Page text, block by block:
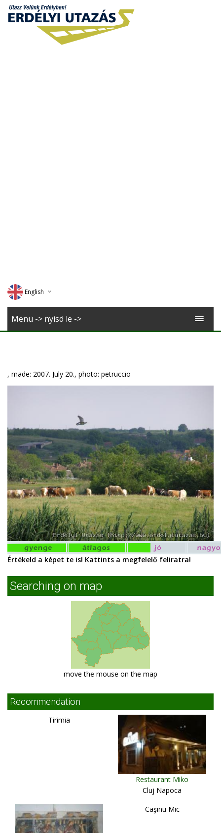
English
Deutsch
Menü -> nyisd le ->
, made: 2007. July 20., photo: petruccio
Értékeld a képet te is! Kattints a megfelelő feliratra!
Searching on map
move the mouse on the map
Recommendation
Tirimia
Restaurant Miko
Cluj Napoca
Caşinu Mic